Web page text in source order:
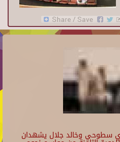
سطوحي وخالد جلال يشهدان